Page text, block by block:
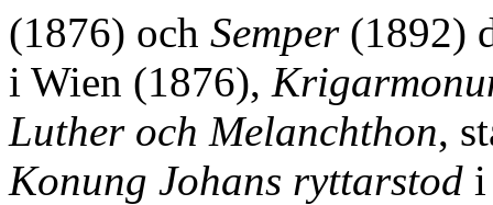
(1876) och Semper(1892)
i Wien (1876),
Luther och Melanchthon,
Konung Johans ryttarstod i